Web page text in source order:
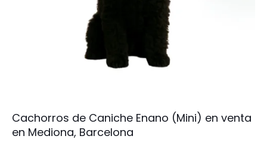
Cachorros de Caniche Enano (Mini) en venta
en Mediona, Barcelona